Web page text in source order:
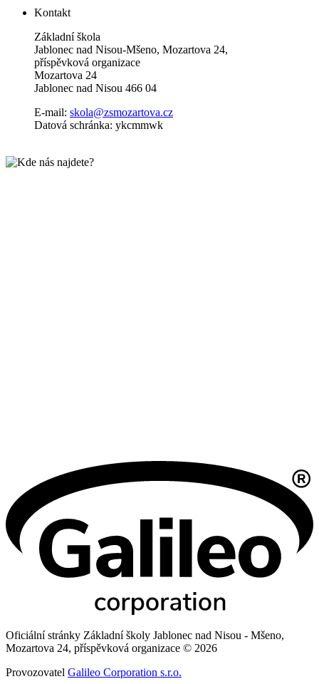
Kontakt
Základní škola
Jablonec nad Nisou-Mšeno, Mozartova 24,
příspěvková organizace
Mozartova 24
Jablonec nad Nisou 466 04
E-mail: skola@zsmozartova.cz
Datová schránka: ykcmmwk
Oficiální stránky Základní školy Jablonec nad Nisou - Mšeno,
Mozartova 24, příspěvková organizace © 2026
Provozovatel Galileo Corporation s.r.o.